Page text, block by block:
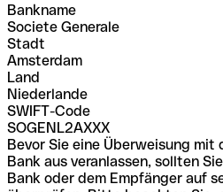
Bankname
Societe Generale
Stadt
Amsterdam
Land
Niederlande
SWIFT-Code
SOGENL2AXXX
Bevor Sie eine Überweisung mit
Bank aus veranlassen, sollten
Bank oder dem Empfänger auf